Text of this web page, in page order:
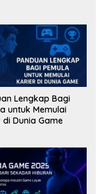
Lengkap Bagi
untuk Memulai
di Dunia Game